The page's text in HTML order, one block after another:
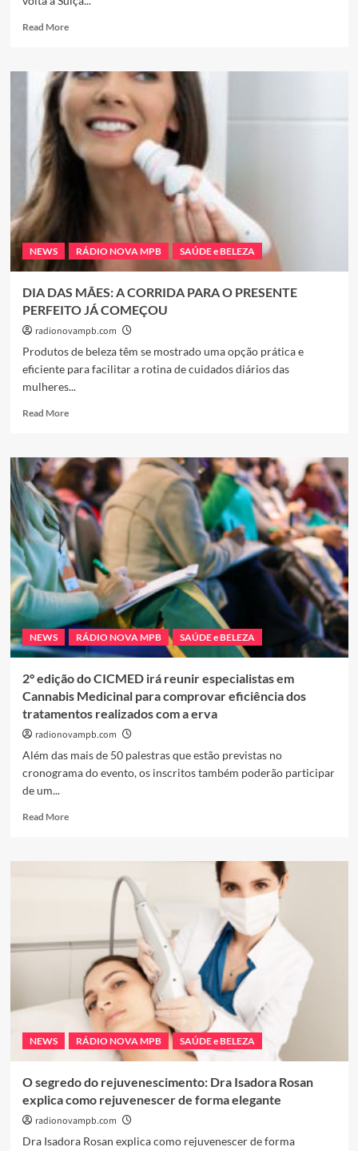
Read MoreRead
Dra.
Josi
Robaina
retorna
à
Suíça
com
técnicas
harmonização
avançadas
inovadoras
NEWS RÁDIO NOVA MPB SAÚDE e BELEZA
DIA DAS MÃES: A CORRIDA PARA O PRESENTE
PERFEITO JÁ COMEÇOU
radionovampb.com
Produtos de beleza têm se mostrado uma opção prática e
eficiente para facilitar a rotina de cuidados diários das
mulheres...
Read MoreRead
DIA
DAS
MÃES:
A
CORRIDA
PARA
O
PRESENTE
PERFEITO
JÁ
COMEÇOU
NEWS RÁDIO NOVA MPB SAÚDE e BELEZA
2° edição do CICMED irá reunir especialistas em
Cannabis Medicinal para comprovar eficiência dos
tratamentos realizados com a erva
radionovampb.com
Além das mais de 50 palestras que estão previstas no
cronograma do evento, os inscritos também poderão participar
de um...
Read MoreRead
2°
especialistas
Cannabis
Medicinal
para
comprovar
eficiência
realizados
com
a
NEWS RÁDIO NOVA MPB SAÚDE e BELEZA
O segredo do rejuvenescimento: Dra Isadora Rosan
explica como rejuvenescer de forma elegante
radionovampb.com
Dra Isadora Rosan explica como rejuvenescer de forma